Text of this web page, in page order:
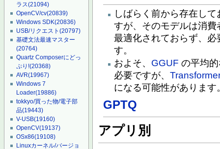
ラス(21094)
OpenCV/cv(20839)
Windows SDK(20836)
USB/リクエスト(20797)
基礎文法最速マスター
(20764)
Quartz Composerにどっ
ぷり!(20368)
AVR(19967)
Windows 7
Loader(19886)
tokkyo/買った物/電子部
品(19443)
V-USB(19160)
OpenCV(19137)
OSx86(19108)
Linuxカーネル/バージョ
しばらく前から存在し
すが、そのモデルは消
最適化されておらず、
す。
およそ、 GGUF の平均
必要ですが、
になる可能性があります
GPTQ
アプリ別